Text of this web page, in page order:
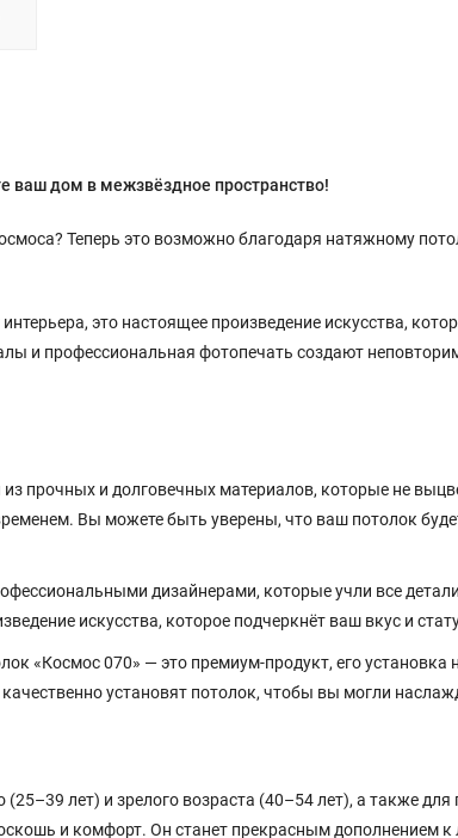
ваш дом в межзвёздное пространство!
Теперь это возможно благодаря натяжному
это настоящее произведение искусства,
и профессиональная фотопечать создают
прочных и долговечных материалов, которые не
Вы можете быть уверены, что ваш потолок
дизайнерами, которые учли все
искусства, которое подчеркнёт ваш вкус и
«Космос 070» — это премиум-продукт, его установка
установят потолок, чтобы вы могли
лет) и зрелого возраста (40–54 лет), а также
и комфорт. Он станет прекрасным дополнением к